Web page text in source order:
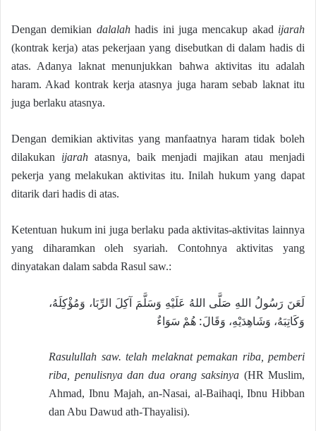
Dengan demikian dalalahhadis ini juga mencakup akad ijarah
(kontrak kerja) atas pekerjaan yang disebutkan di dalam hadis di
atas. Adanya laknat menunjukkan bahwa aktivitas itu adalah
haram. Akad kontrak kerja atasnya juga haram sebab laknat itu
juga berlaku atasnya.
Dengan demikian aktivitas yang manfaatnya haram tidak boleh
dilakukan ijarahatasnya, baik menjadi majikan atau menjadi
pekerja yang melakukan aktivitas itu. Inilah hukum yang dapat
ditarik dari hadis di atas.
Ketentuan hukum ini juga berlaku pada aktivitas-aktivitas lainnya
yang diharamkan oleh syariah. Contohnya aktivitas yang
dinyatakan dalam sabda Rasul saw.:
لَعَنَ رَسُولُ اللهِ صَلَّى اللهُ عَلَيْهِ وَسَلَّمَ آكِلَ الرِّبَا، وَمُؤْكِلَهُ،
وَكَاتِبَهُ، وَشَاهِدَيْهِ، وَقَالَ: هُمْ سَوَاءٌ
Rasulullah saw. telah melaknat pemakan riba, pemberi
riba, penulisnya dan dua orang saksinya (HR Muslim,
Ahmad, Ibnu Majah, an-Nasai, al-Baihaqi, Ibnu Hibban
dan Abu Dawud ath-Thayalisi).